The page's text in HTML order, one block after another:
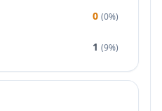
0 (0%)
1 (9%)